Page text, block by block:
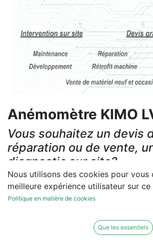
Anémomètre KIMO
Vous souhaitez un devis
réparation ou de vente,
diagnostic sur site?
Contactez-nous
Les réparations et les ventes sont
Nous utilisons des cookies pour vous
meilleure expérience utilisateur sur ce
Politique en matière de cookies
Que les essentiels